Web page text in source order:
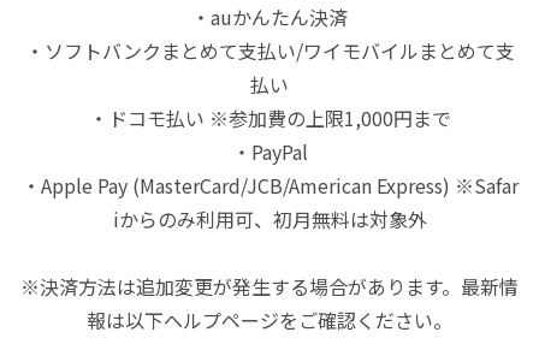
・auかんたん決済
・ソフトバンクまとめて支払い/ワイモバイルまとめて支
払い
・ドコモ払い ※参加費の上限1,000円まで
・PayPal
・Apple Pay (MasterCard/JCB/American Express) ※Safar
iからのみ利用可、初月無料は対象外
※決済方法は追加変更が発生する場合があります。最新情
報は以下ヘルプページをご確認ください。